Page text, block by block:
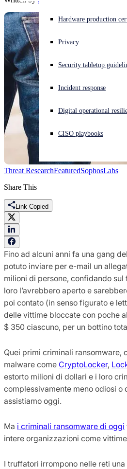
Experiencing a cyberattack? Get help
Sign in
Open search
English (US) Open language switcher
Hardware production
Privacy
Security tabletop
Incident response
Digital operational
CISO playbooks
Threat ResearchFeaturedSophosLabs
Share This
Link Copied
Fino ad alcuni anni fa una gang
potuto inviare per e-mail un
milioni di persone, confidando
loro l’avrebbero aperto e
poi contato (in senso figurato e
delle vittime bloccate con poche
$ 350 ciascuno, per un bottino
Quei primi criminali ransomware,
malware come CryptoLocker,
estorto milioni di dollari e i loro
complessivamente meno odiosi o
assistiamo oggi.
Ma i criminali ransomware di oggi
intere organizzazioni come
I truffatori irrompono nelle reti